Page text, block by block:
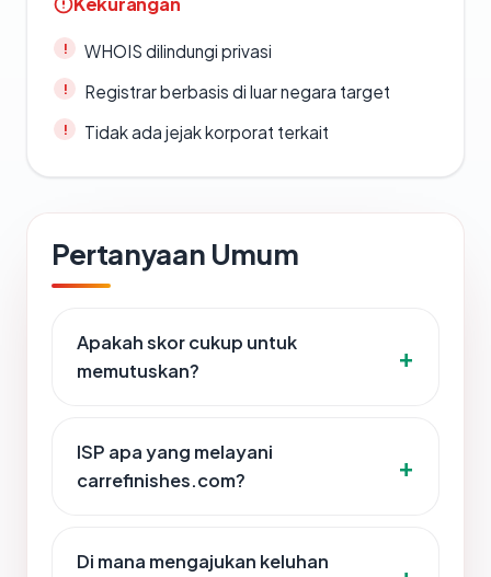
WHOIS dilindungi privasi
Registrar berbasis di luar negara target
Tidak ada jejak korporat terkait
Pertanyaan Umum
Apakah skor cukup untuk
memutuskan?
ISP apa yang melayani
carrefinishes.com?
Di mana mengajukan keluhan